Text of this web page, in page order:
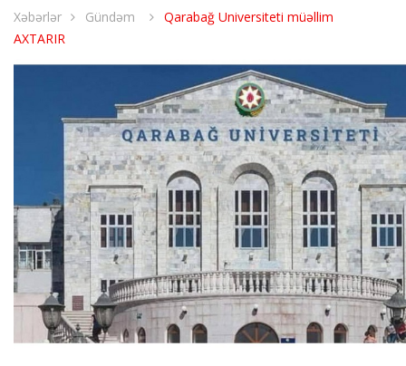
Xəbərlər Gündəm
Qarabağ Universiteti müəllim
AXTARIR